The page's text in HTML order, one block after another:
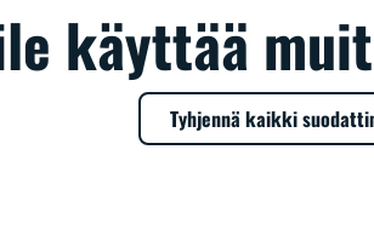
käyttää
Tyhjennä kaikki